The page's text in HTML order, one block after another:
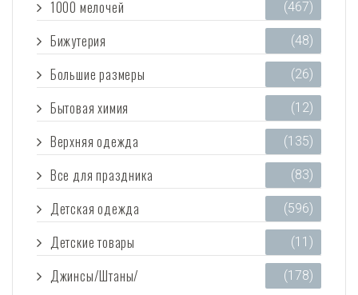
1000 мелочей (467)
Бижутерия (48)
Большие размеры (26)
Бытовая химия (12)
Верхняя одежда (135)
Все для праздника (83)
Детская одежда (596)
Детские товары (11)
Джинсы/Штаны/
(178)